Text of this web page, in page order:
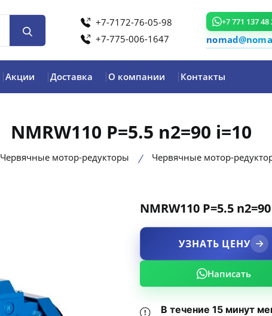
+7-7172-76-05-98
+7-775-006-1647
+7 771 137 48
Акции Доставка О компании Контакты
NMRW110 P=5.5 n2=90 i=10
Червячные мотор-редукторы Червячные мотор-
NMRW110 P=5.5
УЗНАТЬ ЦЕНУ
Написать
В течение 15 минут